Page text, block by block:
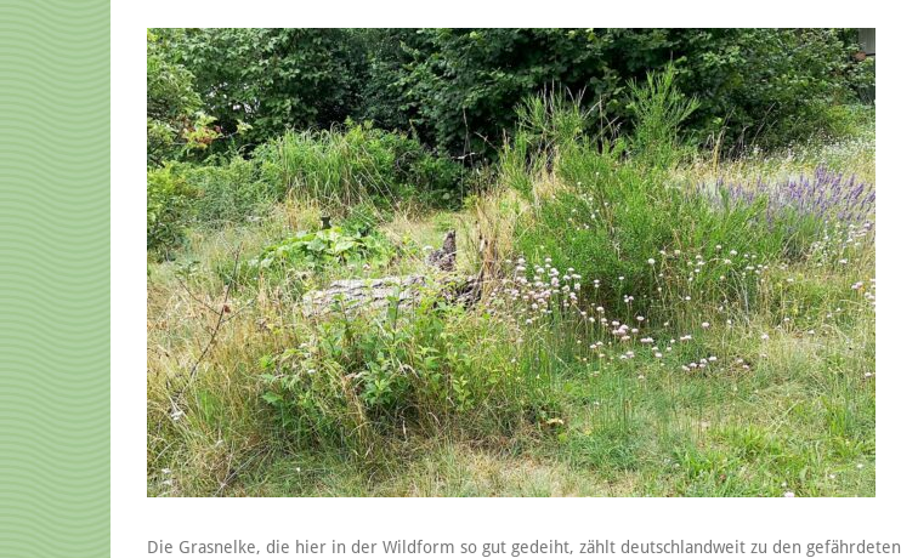
Die Grasnelke, die hier in der Wildform so gut gedeiht, zählt deutschlandweit zu den gefährdeten